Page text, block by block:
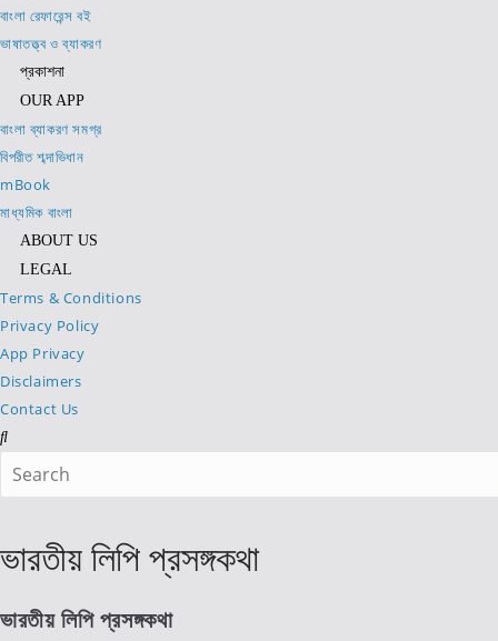
বাংলা রেফারেন্স বই
ভাষাতত্ত্ব ও ব্যাকরণ
প্রকাশনা
OUR APP
বাংলা ব্যাকরণ সমগ্র
বিপরীত শব্দাভিধান
mBook
মাধ্যমিক বাংলা
ABOUT US
LEGAL
Terms & Conditions
Privacy Policy
App Privacy
Disclaimers
Contact Us
Search
this
ভারতীয় লিপি প্রসঙ্গকথা
ভারতীয় লিপি প্রসঙ্গকথা